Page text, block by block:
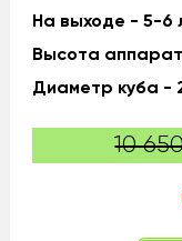
На выходе - 5-6
Высота
Диаметр куба -
10